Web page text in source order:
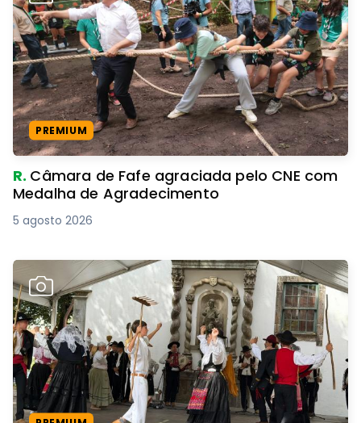
PREMIUM
R. Câmara de Fafe agraciada pelo CNE com
Medalha de Agradecimento
5 agosto 2026